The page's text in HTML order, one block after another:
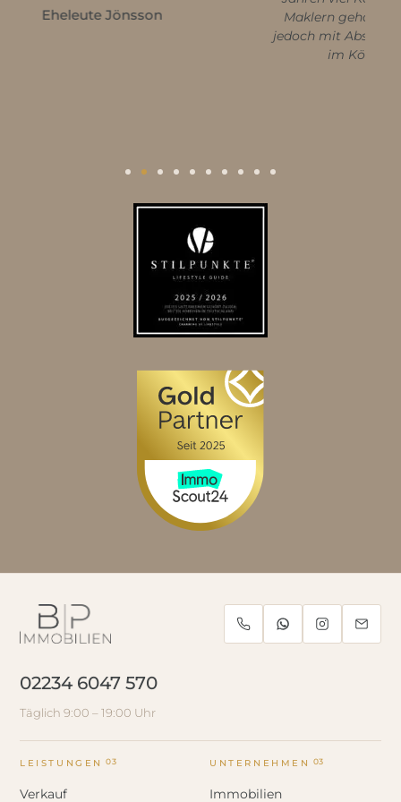
Maklern gehabt, Familie Birkenstock ist
jedoch mit Abstand das beste Makler-Team
02234 6047 570
Täglich 9:00 – 19:00 Uhr
LEISTUNGEN 03
Verkauf
UNTERNEHMEN 03
Immobilien